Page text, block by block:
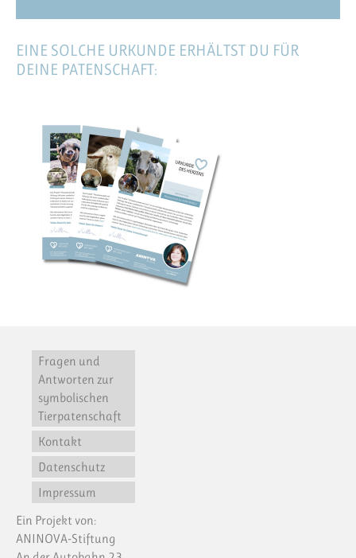
EINE SOLCHE URKUNDE ERHÄLTST DU FÜR
DEINE PATENSCHAFT:
Fragen und
Antworten zur
symbolischen
Tierpatenschaft
Kontakt
Datenschutz
Impressum
Ein Projekt von:
ANINOVA-Stiftung